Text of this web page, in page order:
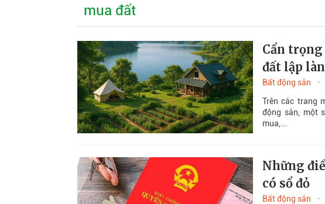
mua đất
Cẩn
đất lập
Bất động sản
Trên các trang
động sản, một
mua,...
Những
có sổ đỏ
Bất động sản